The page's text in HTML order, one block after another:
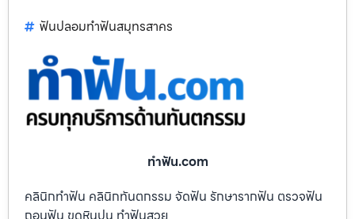
ฟันปลอมทำฟันสมุทรสาคร
ทําฟัน.com
คลินิกทำฟัน คลินิกทันตกรรม จัดฟัน รักษารากฟัน ตรวจฟัน